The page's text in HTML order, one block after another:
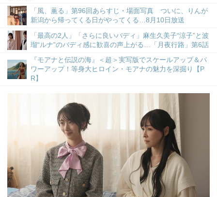
「風、薫る」第96回あらすじ・場面写真 ついに、りんが
新潟から帰ってくる日がやってくる…8月10日放送
「最高の2人」「さらに良いバディ」麻生久美子“涼子”と波
瑠“ルナ”のバディ感に歓喜の声上がる…「月夜行路」第6話
『モアナと伝説の海』＜超＞実写版でスケールアップ＆パ
ワーアップ！等身大ヒロイン・モアナの魅力を深掘り【P
R】